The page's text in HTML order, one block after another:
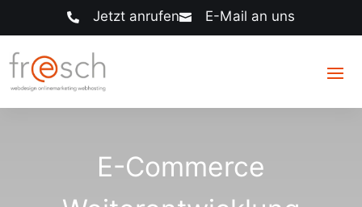
 Jetzt anrufen E-Mail an uns
E-Commerce